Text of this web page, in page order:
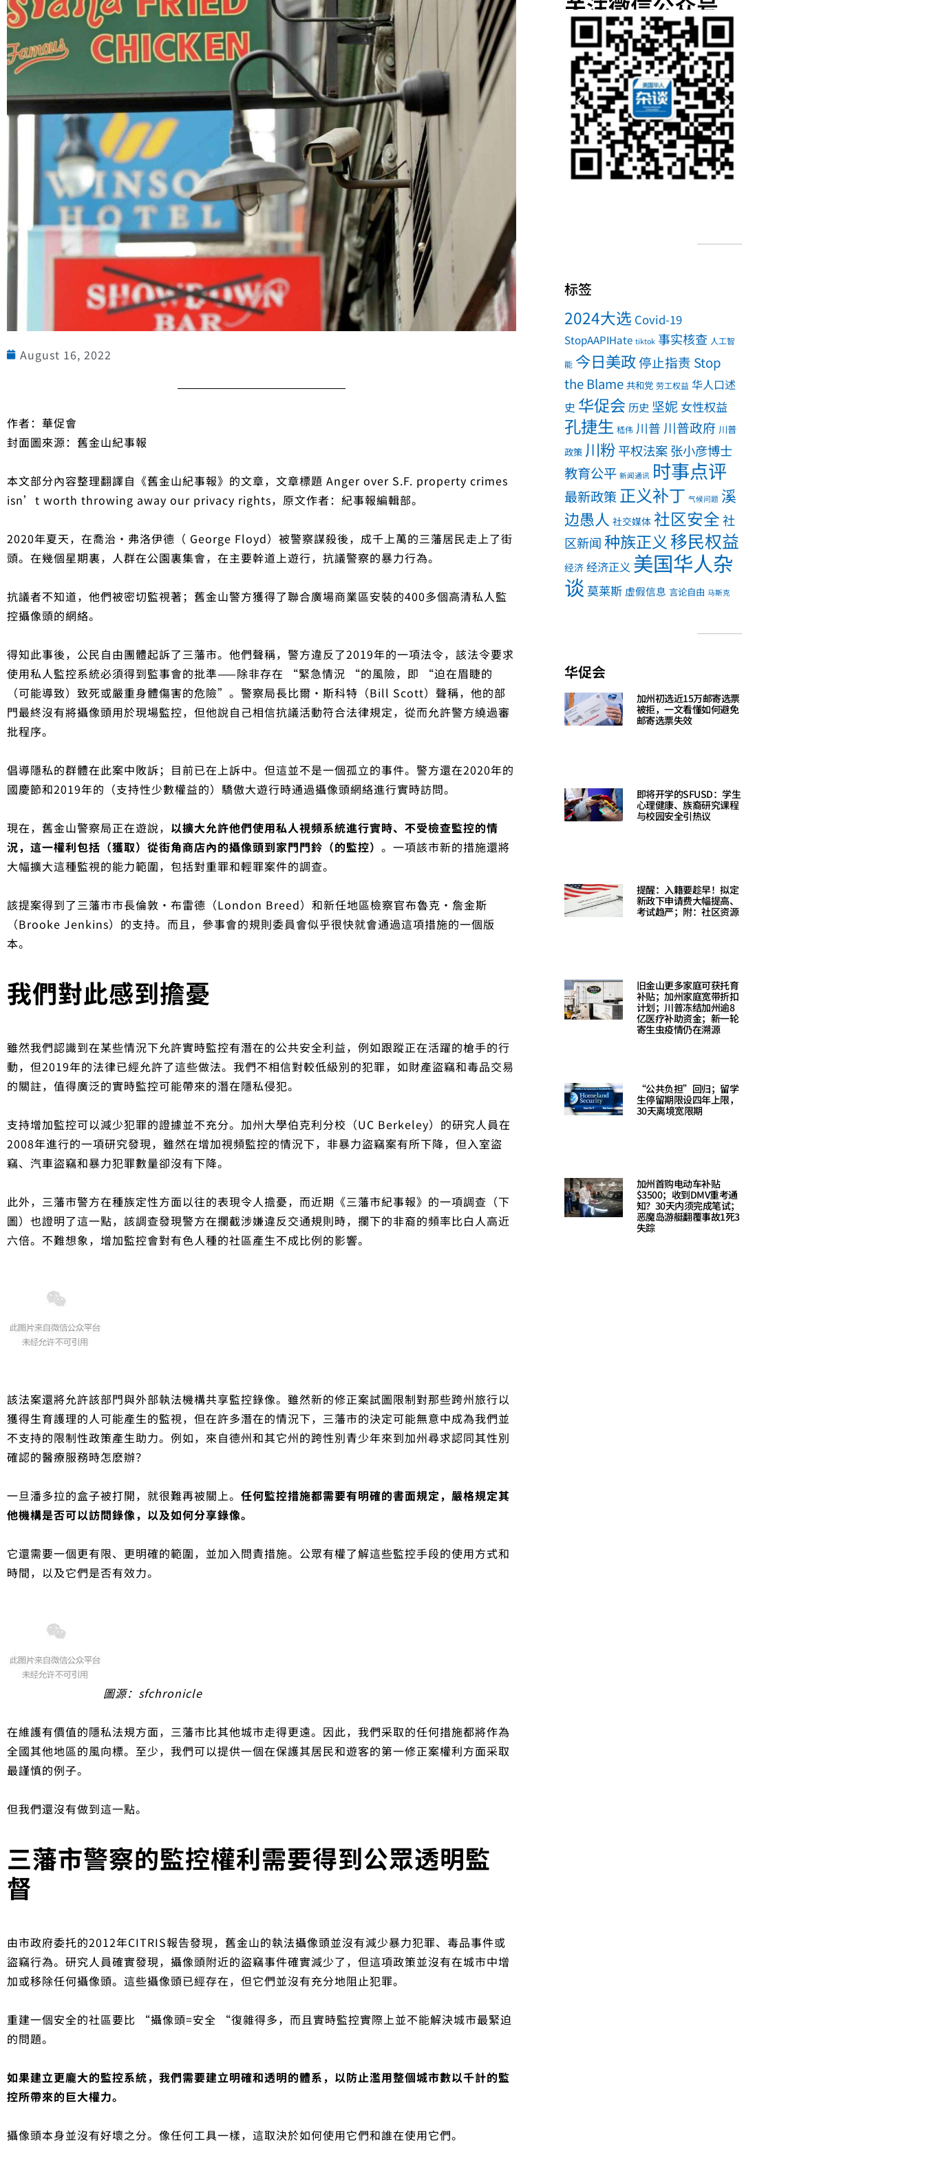
August 16, 2022
作者：華促會
封面圖來源：舊金山紀事報
本文部分內容整理翻譯自《舊金山紀事報》的文章，文章標題 Anger over S.F. property crimes
isn’t worth throwing away our privacy rights，原文作者：紀事報編輯部。
2020年夏天，在喬治·弗洛伊德（ George Floyd）被警察謀殺後，成千上萬的三藩居民走上了街
頭。在幾個星期裏，人群在公園裏集會，在主要幹道上遊行，抗議警察的暴力行為。
抗議者不知道，他們被密切監視著；舊金山警方獲得了聯合廣場商業區安裝的400多個高清私人監
控攝像頭的網絡。
得知此事後，公民自由團體起訴了三藩市。他們聲稱，警方違反了2019年的一項法令，該法令要求
使用私人監控系統必須得到監事會的批準——除非存在 “緊急情況 “的風險，即 “迫在眉睫的
（可能導致）致死或嚴重身體傷害的危險”。警察局長比爾·斯科特（Bill Scott）聲稱，他的部
門最終沒有將攝像頭用於現場監控，但他說自己相信抗議活動符合法律規定，從而允許警方繞過審
批程序。
倡導隱私的群體在此案中敗訴；目前已在上訴中。但這並不是一個孤立的事件。警方還在2020年的
國慶節和2019年的（支持性少數權益的）驕傲大遊行時通過攝像頭網絡進行實時訪問。
現在，舊金山警察局正在遊說， 以擴大允許他們使用私人視頻系統進行實時、不受檢查監控的情
況，這一權利包括（獲取）從街角商店內的攝像頭到家門門鈴（的監控） 。一項該市新的措施還將
大幅擴大這種監視的能力範圍，包括對重罪和輕罪案件的調查。
該提案得到了三藩市市長倫敦·布雷德（London Breed）和新任地區檢察官布魯克·詹金斯
（Brooke Jenkins）的支持。而且，參事會的規則委員會似乎很快就會通過這項措施的一個版
本。
我們對此感到擔憂
雖然我們認識到在某些情況下允許實時監控有潛在的公共安全利益，例如跟蹤正在活躍的槍手的行
動，但2019年的法律已經允許了這些做法。我們不相信對較低級別的犯罪，如財產盜竊和毒品交易
的關註，值得廣泛的實時監控可能帶來的潛在隱私侵犯。
支持增加監控可以減少犯罪的證據並不充分。加州大學伯克利分校（UC Berkeley）的研究人員在
2008年進行的一項研究發現，雖然在增加視頻監控的情況下，非暴力盜竊案有所下降，但入室盜
竊、汽車盜竊和暴力犯罪數量卻沒有下降。
此外，三藩市警方在種族定性方面以往的表現令人擔憂，而近期《三藩市紀事報》的一項調查（下
圖）也證明了這一點，該調查發現警方在攔截涉嫌違反交通規則時，攔下的非裔的頻率比白人高近
六倍。不難想象，增加監控會對有色人種的社區產生不成比例的影響。
該法案還將允許該部門與外部執法機構共享監控錄像。雖然新的修正案試圖限制對那些跨州旅行以
獲得生育護理的人可能產生的監視，但在許多潛在的情況下，三藩市的決定可能無意中成為我們並
不支持的限制性政策產生助力。例如，來自德州和其它州的跨性別青少年來到加州尋求認同其性別
確認的醫療服務時怎麽辦？
一旦潘多拉的盒子被打開，就很難再被關上。 任何監控措施都需要有明確的書面規定，嚴格規定其
他機構是否可以訪問錄像，以及如何分享錄像。
它還需要一個更有限、更明確的範圍，並加入問責措施。公眾有權了解這些監控手段的使用方式和
時間，以及它們是否有效力。
圖源：sfchronicle
在維護有價值的隱私法規方面，三藩市比其他城市走得更遠。因此，我們采取的任何措施都將作為
全國其他地區的風向標。至少，我們可以提供一個在保護其居民和遊客的第一修正案權利方面采取
最謹慎的例子。
但我們還沒有做到這一點。
三藩市警察的監控權利需要得到公眾透明監
督
由市政府委托的2012年CITRIS報告發現，舊金山的執法攝像頭並沒有減少暴力犯罪、毒品事件或
盜竊行為。研究人員確實發現，攝像頭附近的盜竊事件確實減少了，但這項政策並沒有在城市中增
加或移除任何攝像頭。這些攝像頭已經存在，但它們並沒有充分地阻止犯罪。
重建一個安全的社區要比 “攝像頭=安全 “復雜得多，而且實時監控實際上並不能解決城市最緊迫
的問題。
如果建立更龐大的監控系統，我們需要建立明確和透明的體系，以防止濫用整個城市數以千計的監
控所帶來的巨大權力。
攝像頭本身並沒有好壞之分。像任何工具一樣，這取決於如何使用它們和誰在使用它們。
标签
2024大选 Covid-19
StopAAPIHate tiktok 事实核查 人工智
能 今日美政停止指责 Stop
the Blame 共和党 劳工权益 华人口述
史 华促会 历史 坚妮 女性权益
孔捷生 嵇伟 川普 川普政府 川普
政策 川粉 平权法案 张小彦博士
教育公平 新闻通讯 时事点评
最新政策正义补丁 气候问题 溪
边愚人 社交媒体 社区安全社
区新闻种族正义 移民权益
经济 经济正义 美国华人杂
谈 莫莱斯 虚假信息 言论自由 马斯克
华促会
加州初选近15万邮寄选票
被拒，一文看懂如何避免
邮寄选票失效
即将开学的SFUSD：学生
心理健康、族裔研究课程
与校园安全引热议
提醒：入籍要趁早！拟定
新政下申请费大幅提高、
考试趋严；附：社区资源
旧金山更多家庭可获托育
补贴；加州家庭宽带折扣
计划；川普冻结加州逾8
亿医疗补助资金；新一轮
寄生虫疫情仍在溯源
“公共负担”回归；留学
生停留期限设四年上限，
30天离境宽限期
加州首购电动车补贴
$3500；收到DMV重考通
知？30天内须完成笔试；
恶魔岛游艇翻覆事故1死3
失踪